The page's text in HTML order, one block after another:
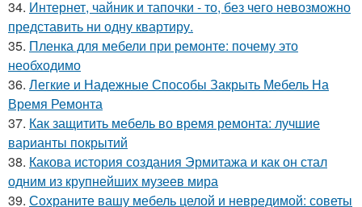
34. Интернет, чайник и тапочки - то, без чего невозможно
представить ни одну квартиру.
35. Пленка для мебели при ремонте: почему это
необходимо
36. Легкие и Надежные Способы Закрыть Мебель На
Время Ремонта
37. Как защитить мебель во время ремонта: лучшие
варианты покрытий
38. Какова история создания Эрмитажа и как он стал
одним из крупнейших музеев мира
39. Сохраните вашу мебель целой и невредимой: советы